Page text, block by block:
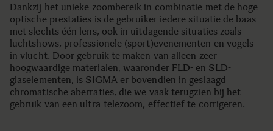
Dankzij het unieke zoombereik in combinatie met de hoge
optische prestaties is de gebruiker iedere situatie de baas
met slechts één lens, ook in uitdagende situaties zoals
luchtshows, professionele (sport)evenementen en vogels
in vlucht. Door gebruik te maken van alleen zeer
hoogwaardige materialen, waaronder FLD- en SLD-
glaselementen, is SIGMA er bovendien in geslaagd
chromatische aberraties, die we vaak terugzien bij het
gebruik van een ultra-telezoom, effectief te corrigeren.